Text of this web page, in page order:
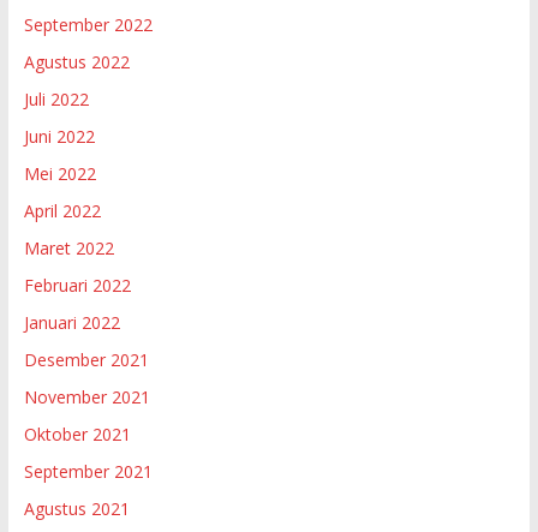
September 2022
Agustus 2022
Juli 2022
Juni 2022
Mei 2022
April 2022
Maret 2022
Februari 2022
Januari 2022
Desember 2021
November 2021
Oktober 2021
September 2021
Agustus 2021